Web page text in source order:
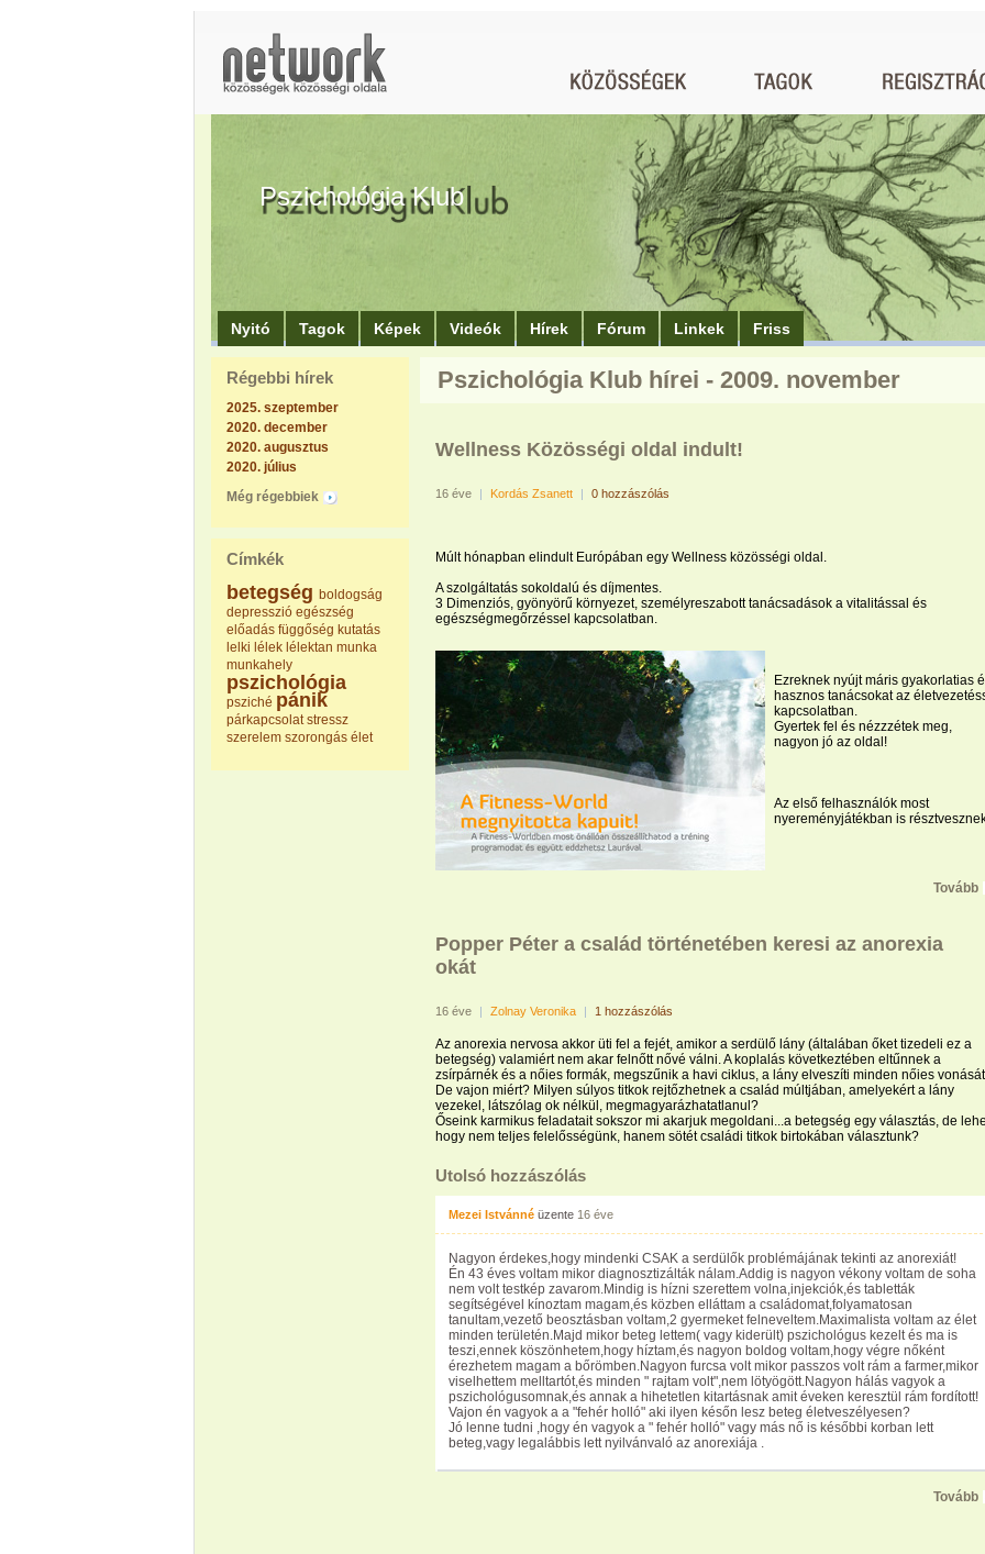
Pszichológia Klub
Nyitó Tagok Képek Videók Hírek Fórum Linkek Friss
Régebbi hírek
2025. szeptember
2020. december
2020. augusztus
2020. július
Még régebbiek
Címkék
betegség boldogság
depresszió egészség
előadás függőség kutatás
lelki lélek lélektan munka
munkahely
pszichológia
psziché pánik
párkapcsolat stressz
szerelem szorongás élet
Pszichológia Klub hírei - 2009. november
Wellness Közösségi oldal indult!
16 éve | Kordás Zsanett | 0 hozzászólás
Múlt hónapban elindult Európában egy Wellness közösségi oldal.
A szolgáltatás sokoldalú és díjmentes.
3 Dimenziós, gyönyörű környezet, személyreszabott tanácsadások a vitalitással és
egészségmegőrzéssel kapcsolatban.
Ezreknek nyújt máris gyakorlatias
hasznos tanácsokat az
kapcsolatban.
Gyertek fel és nézzzétek meg,
nagyon jó az oldal!
Az első felhasználók most
nyereményjátékban is
Tovább
Popper Péter a család történetében keresi az anorexia
okát
16 éve | Zolnay Veronika | 1 hozzászólás
Az anorexia nervosa akkor üti fel a fejét, amikor a serdülő lány (általában őket tizedeli ez a
betegség) valamiért nem akar felnőtt nővé válni. A koplalás következtében eltűnnek a
zsírpárnék és a nőies formák, megszűnik a havi ciklus, a lány elveszíti minden nőies
De vajon miért? Milyen súlyos titkok rejtőzhetnek a család múltjában, amelyekért a lány
vezekel, látszólag ok nélkül, megmagyarázhatatlanul?
Őseink karmikus feladatait sokszor mi akarjuk megoldani...a betegség egy választás, de
hogy nem teljes felelősségünk, hanem sötét családi titkok birtokában választunk?
Utolsó hozzászólás
Mezei Istvánné üzente 16 éve
Nagyon érdekes,hogy mindenki CSAK a serdülők problémájának tekinti az anorexiát!
Én 43 éves voltam mikor diagnosztizálták nálam.Addig is nagyon vékony voltam de soha
nem volt testkép zavarom.Mindig is hízni szerettem volna,injekciók,és tabletták
segítségével kínoztam magam,és közben elláttam a családomat,folyamatosan
tanultam,vezető beosztásban voltam,2 gyermeket felneveltem.Maximalista voltam az élet
minden területén.Majd mikor beteg lettem( vagy kiderült) pszichológus kezelt és ma is
teszi,ennek köszönhetem,hogy híztam,és nagyon boldog voltam,hogy végre nőként
érezhetem magam a bőrömben.Nagyon furcsa volt mikor passzos volt rám a farmer,mikor
viselhettem melltartót,és minden " rajtam volt",nem lötyögött.Nagyon hálás vagyok a
pszichológusomnak,és annak a hihetetlen kitartásnak amit éveken keresztül rám fordított!
Vajon én vagyok a a "fehér holló" aki ilyen későn lesz beteg életveszélyesen?
Jó lenne tudni ,hogy én vagyok a " fehér holló" vagy más nő is későbbi korban lett
beteg,vagy legalábbis lett nyilvánvaló az anorexiája .
Tovább